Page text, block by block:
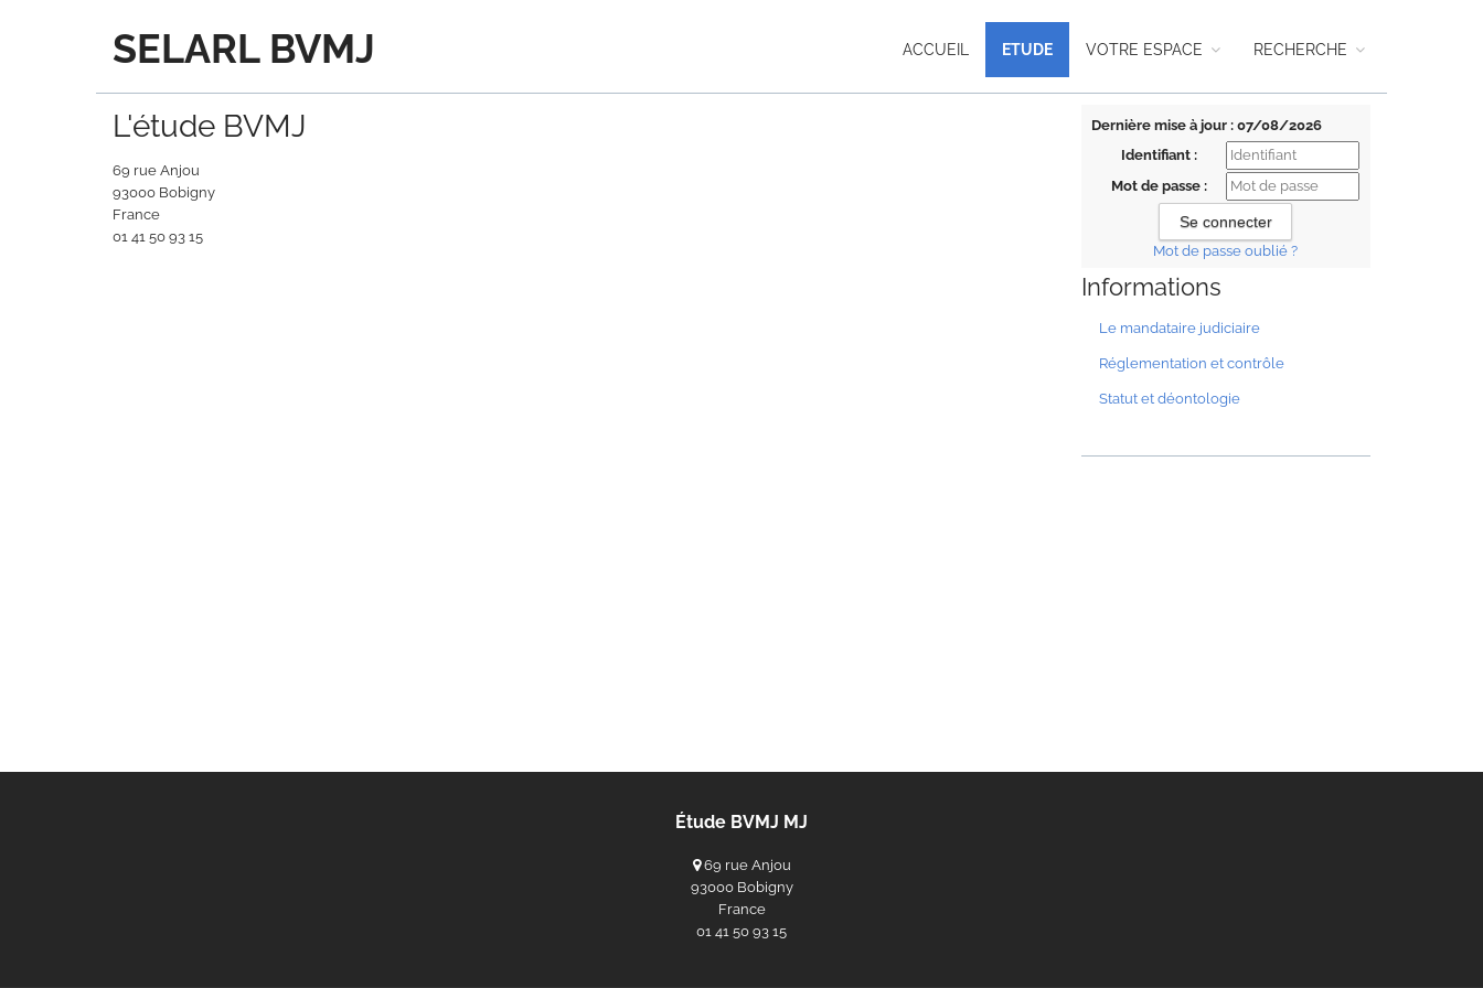
SELARL BVMJ ACCUEIL ETUDE VOTRE ESPACE RECHERCHE
Dernière mise à jour : 07/08/2026
Identifiant :
Mot de passe :
Mot de passe oublié ?
Informations
Le mandataire judiciaire
Réglementation et contrôle
Statut et déontologie
L'étude BVMJ
69 rue Anjou
93000 Bobigny
France
‭01 41 50 93 15‬
Étude BVMJ MJ
69 rue Anjou
93000 Bobigny
France
‭01 41 50 93 15‬